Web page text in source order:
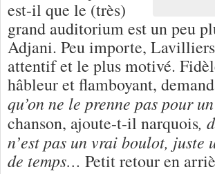
est-il que le (très)
grand auditorium est un peu
Adjani. Peu importe,
attentif et le plus motivé.
hâbleur et flamboyant,
qu’on ne le prenne pas pour
chanson, ajoute-t-il narquois,
n’est pas un vrai boulot,
de temps… Petit retour en